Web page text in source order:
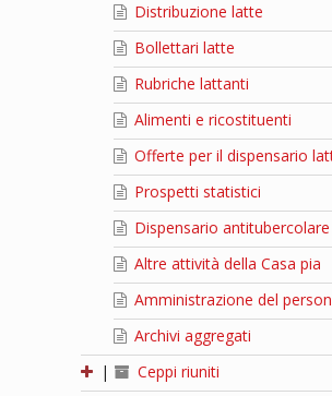
Distribuzione latte
Bollettari latte
Rubriche lattanti
Alimenti e ricostituenti
Offerte per il dispensario
Prospetti statistici
Dispensario antitubercolare
Altre attività della Casa pia
Amministrazione del
Archivi aggregati
|
Ceppi riuniti